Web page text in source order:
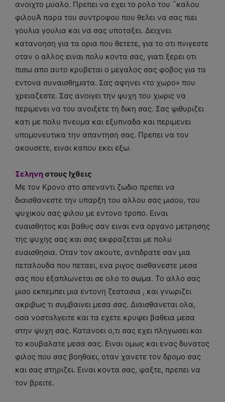
ανοιχτο μυαλο. Πρεπει να εχει το ρολο του ΅καλου
φιλουΆ παρα του συντροφου που θελει να σας πιει
γουλια γουλια και να σας υποταξει. Δειχνει
κατανοηση για τα ορια που θετετε, για το οτι πνιγεστε
οταν ο αλλος ειναι πολυ κοντα σας, γιατι ξερει οτι
πισω απο αυτο κρυβεται ο μεγαλος σας φοβος για τα
εντονα συναισθηματα. Σας αφηνει «το χωρο» που
χρειαζεστε. Σας ανοιγει την ψυχη του χωρις να
περιμενει να του ανοιξετε τη δικη σας. Σας ψιθυριζει
κατι με πολυ πνευμα και εξυπναδα και περιμενει
υπομονευτικα την απαντηση σας. Πρεπει να τον
ακουσετε, ειναι καπου εκει εξω.
Σεληνη στους Ιχθεις
Με τον Κρονο στο απεναντι ζωδιο πρεπει να
διαισθανεστε την υπαρξη του αλλου σας μισου, του
ψυχικου σας φιλου με εντονο τροπο. Ειναι
ευαισθητος και βαθυς σαν ειναι ενα οργανο μετρησης
της ψυχης σας και σας εκφραζεται με πολυ
ευαισθησια. Οταν τον ακουτε, αντιδρατε σαν μια
πεταλουδα που πεταει, ενα ριγος αισθανεστε μεσα
σας που εξαπλωνεται σε ολο το σωμα. Το αλλο σας
μισο εκπεμπει μια εντονη ζεστασια , και γνωριζει
ακριβως τι συμβαινει μεσα σας. Διαισθανεται ολα,
οσα νοσταλγειτε και τα εχετε κρυψει βαθεια μεσα
στην ψυχη σας. Κατανοει ο,τι σας εχει πληγωσει και
το κουβαλατε μεσα σας. Ειναι ομως και ενας δυνατος
φιλος που σας βοηθαει, οταν χανετε τον δρομο σας
και σας στηριζει. Ειναι κοντα σας, ψαξτε, πρεπει να
τον βρειτε.